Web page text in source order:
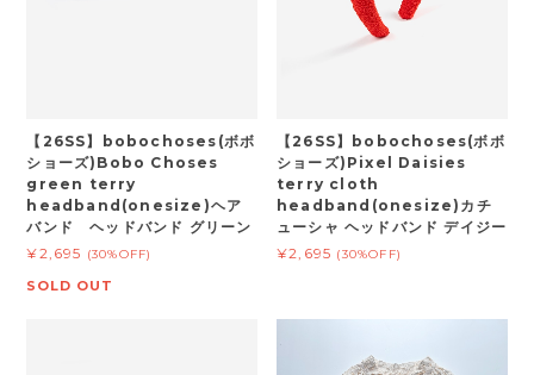
【26SS】bobochoses(ボボ
ショーズ)Bobo Choses
green terry
headband(onesize)ヘア
バンド ヘッドバンド グリーン
¥2,695 (30%OFF)
SOLD OUT
【26SS】bobochoses(ボボ
ショーズ)Pixel Daisies
terry cloth
headband(onesize)カチ
ューシャ ヘッドバンド デイジー
¥2,695 (30%OFF)